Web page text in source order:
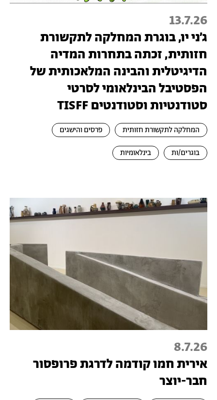
13.7.26
ג׳ני יו, בוגרת המחלקה לתקשורת
חזותית, זכתה בתחרות המדיה
הדיגיטלית והבינה המלאכותית של
הפסטיבל הבינלאומי לסרטי
סטודנטיות וסטודנטים TISFF
המחלקה לתקשורת חזותית פרסים והישגים
בוגרים/ות בינלאומיות
8.7.26
אירית חמו קודמה לדרגת פרופסור
חבר-יוצר